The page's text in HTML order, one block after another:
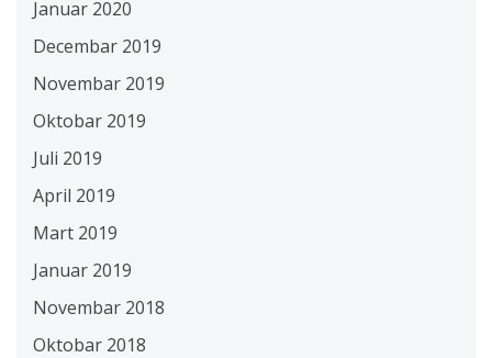
Januar 2020
Decembar 2019
Novembar 2019
Oktobar 2019
Juli 2019
April 2019
Mart 2019
Januar 2019
Novembar 2018
Oktobar 2018